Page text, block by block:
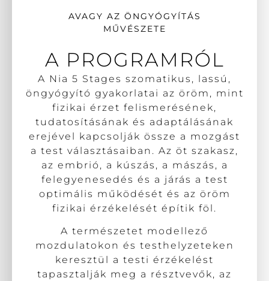
AVAGY AZ ÖNGYÓGYÍTÁS
MŰVÉSZETE
A PROGRAMRÓL
A Nia 5 Stages szomatikus, lassú,
öngyógyító gyakorlatai az öröm, mint
fizikai érzet felismerésének,
tudatosításának és adaptálásának
erejével kapcsolják össze a mozgást
a test választásaiban. Az öt szakasz,
az embrió, a kúszás, a mászás, a
felegyenesedés és a járás a test
optimális működését és az öröm
fizikai érzékelését építik föl.
A természetet modellező
mozdulatokon és testhelyzeteken
keresztül a testi érzékelést
tapasztalják meg a résztvevők, az